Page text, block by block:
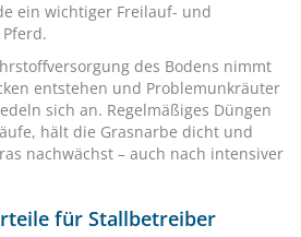
ein wichtiger Freilauf- und
des Bodens nimmt
entstehen und Problemunkräuter
sich an. Regelmäßiges Düngen
hält die Grasnarbe dicht und
nachwächst – auch nach intensiver
für Stallbetreiber